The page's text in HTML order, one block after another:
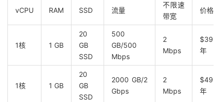
vCPU RAM SSD 流量
不限速
带宽
价格
1核 1 GB
20
GB
SSD
500
GB/500
Mbps
2
Mbps
年
1核 1 GB
20
GB
SSD
2000 GB/2
Gbps
2
Mbps
年